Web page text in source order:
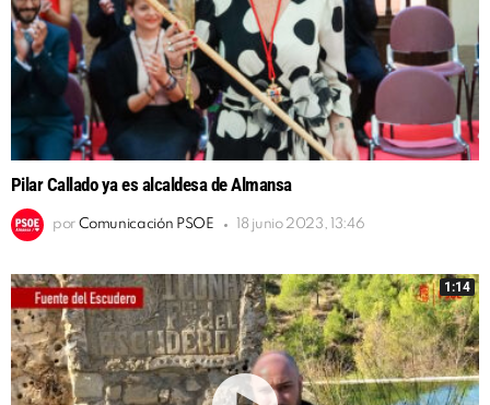
Pilar Callado ya es alcaldesa de Almansa
por Comunicación PSOE 18 junio 2023, 13:46
1:14